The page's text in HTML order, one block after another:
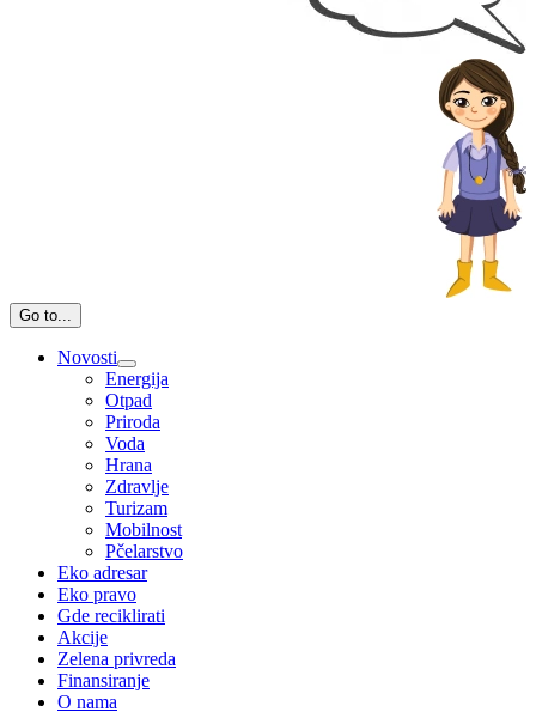
Go to...
Novosti
Energija
Otpad
Priroda
Voda
Hrana
Zdravlje
Turizam
Mobilnost
Pčelarstvo
Eko adresar
Eko pravo
Gde reciklirati
Akcije
Zelena privreda
Finansiranje
O nama